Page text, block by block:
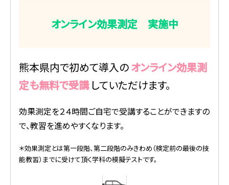
オンライン効果測定 実施中
熊本県内で初めて導入のオンライン効果測
定も無料で受講 していただけます。
効果測定を２４時間ご自宅で受講することができますの
で、教習を進めやすくなります。
＊効果測定とは第一段階、第二段階のみきわめ（検定前の最後の技
能教習）までに受けて頂く学科の模擬テストです。